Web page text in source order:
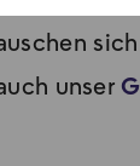
unser